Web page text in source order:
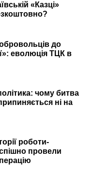
«Казці»
до
еволюція ТЦК в
чому битва
ні на
роботи-
провели